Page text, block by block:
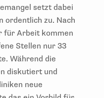
setzt dabei
ordentlich zu. Nach
für Arbeit kommen
Stellen nur 33
Während die
diskutiert und
neue